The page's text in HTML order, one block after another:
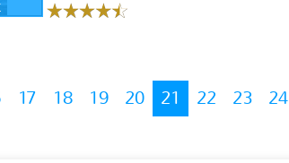
17 18 19 20 21 22 23 24